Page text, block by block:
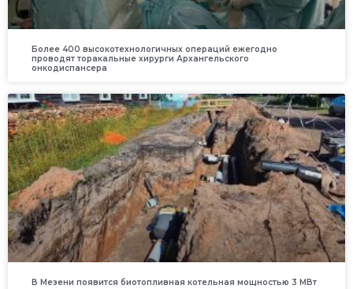
Более 400 высокотехнологичных операций ежегодно
проводят торакальные хирурги Архангельского
онкодиспансера
В Мезени появится биотопливная котельная мощностью 3 МВт